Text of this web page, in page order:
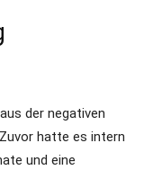
der negativen
hatte es intern
und eine